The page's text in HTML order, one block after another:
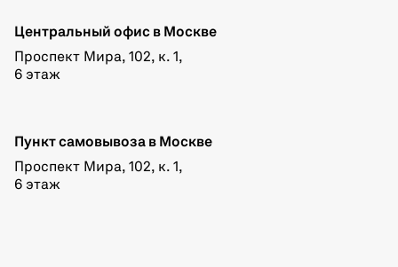
Центральный офис в Москве
Проспект Мира, 102, к. 1,
6 этаж
Пункт самовывоза в Москве
Проспект Мира, 102, к. 1,
6 этаж